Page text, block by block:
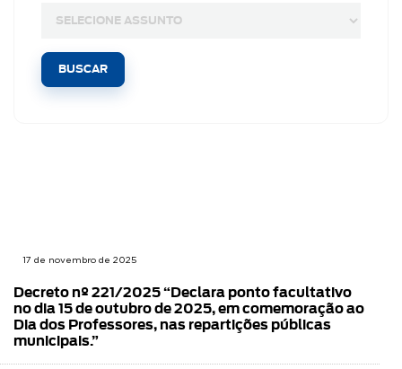
17 de novembro de 2025
Decreto nº 221/2025 “Declara ponto facultativo
no dia 15 de outubro de 2025, em comemoração ao
Dia dos Professores, nas repartições públicas
municipais.”